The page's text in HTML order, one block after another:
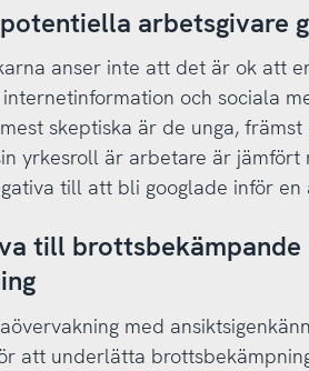
arbetsgivare
anser inte att det är ok att
och sociala
skeptiska är de unga,
yrkesroll är arbetare är jämfört
till att bli googlade inför en
till brottsbekämpande
med
att underlätta